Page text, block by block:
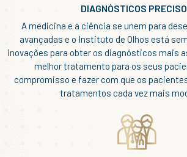
DIAGNÓSTICOS
A medicina e a ciência se unem para
avançadas e o Instituto de Olhos está
inovações para obter os diagnósticos mais
melhor tratamento para os seus
compromisso e fazer com que os
tratamentos cada vez mais